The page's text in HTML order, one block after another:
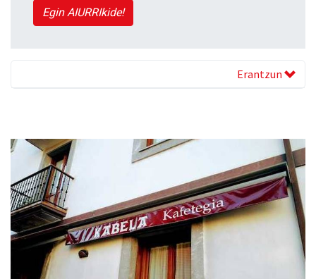
Egin AIURRIkide!
Erantzun